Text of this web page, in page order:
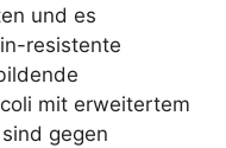
und es
resistente
mit erweitertem
gegen